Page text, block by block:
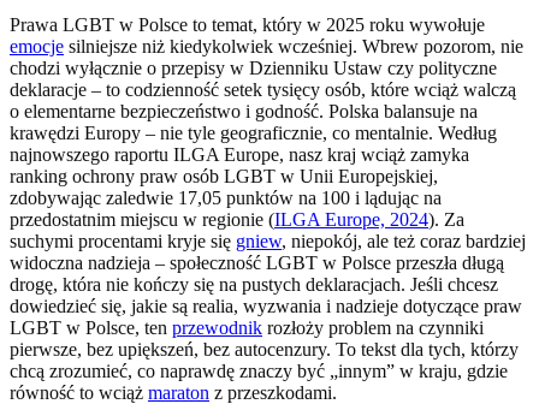
Prawa LGBT w Polsce to temat, który w 2025 roku wywołuje
emocje silniejsze niż kiedykolwiek wcześniej. Wbrew pozorom, nie
chodzi wyłącznie o przepisy w Dzienniku Ustaw czy polityczne
deklaracje – to codzienność setek tysięcy osób, które wciąż walczą
o elementarne bezpieczeństwo i godność. Polska balansuje na
krawędzi Europy – nie tyle geograficznie, co mentalnie. Według
najnowszego raportu ILGA Europe, nasz kraj wciąż zamyka
ranking ochrony praw osób LGBT w Unii Europejskiej,
zdobywając zaledwie 17,05 punktów na 100 i lądując na
przedostatnim miejscu w regionie (ILGA Europe, 2024). Za
suchymi procentami kryje się gniew, niepokój, ale też coraz bardziej
widoczna nadzieja – społeczność LGBT w Polsce przeszła długą
drogę, która nie kończy się na pustych deklaracjach. Jeśli chcesz
dowiedzieć się, jakie są realia, wyzwania i nadzieje dotyczące praw
LGBT w Polsce, ten przewodnik rozłoży problem na czynniki
pierwsze, bez upiększeń, bez autocenzury. To tekst dla tych, którzy
chcą zrozumieć, co naprawdę znaczy być „innym” w kraju, gdzie
równość to wciąż maraton z przeszkodami.